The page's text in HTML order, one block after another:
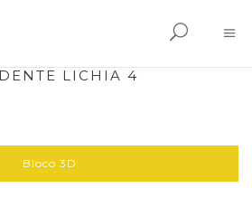
LICHIA 4
Bloco 3D